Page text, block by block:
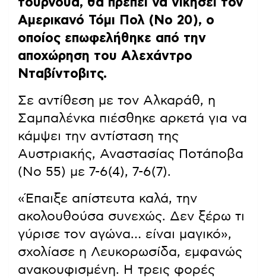
Αμερικανό Τόμι Πολ (Νο 20), ο
οποίος επωφελήθηκε από την
αποχώρηση του Αλεχάντρο
Νταβίντοβιτς.
Σε αντίθεση με τον Αλκαράθ, η
Σαμπαλένκα πιέσθηκε αρκετά για να
κάμψει την αντίσταση της
Αυστριακής, Αναστασίας Ποτάποβα
(Νο 55) με 7-6(4), 7-6(7).
«Έπαιξε απίστευτα καλά, την
ακολουθούσα συνεχώς. Δεν ξέρω τι
γύρισε τον αγώνα… είναι μαγικό»,
σχολίασε η Λευκορωσίδα, εμφανώς
ανακουφισμένη. Η τρεις φορές